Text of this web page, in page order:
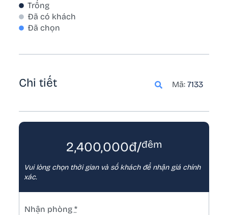
Trống
Đã có khách
Đã chọn
Chi tiết Mã: 7133
2,400,000đ/đêm
Vui lòng chọn thời gian và số khách để nhận giá chính
xác.
Nhận phòng *